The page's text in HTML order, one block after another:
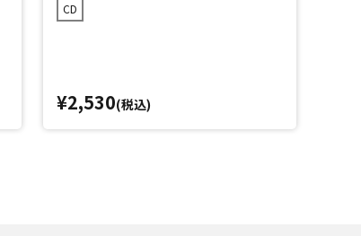
CD
¥2,530(税込)